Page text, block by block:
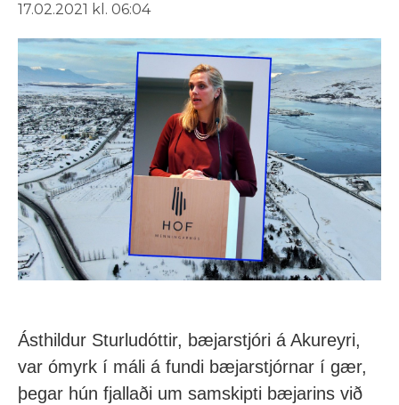
17.02.2021 kl. 06:04
Ásthildur Sturludóttir, bæjarstjóri á Akureyri,
var ómyrk í máli á fundi bæjarstjórnar í gær,
þegar hún fjallaði um samskipti bæjarins við